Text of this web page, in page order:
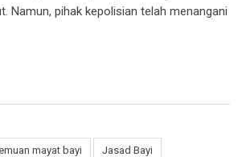
Namun, pihak kepolisian telah menangani
mayat bayi Jasad Bayi